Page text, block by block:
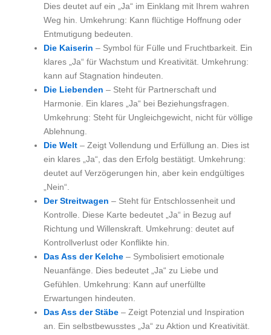
Dies deutet auf ein „Ja“ im Einklang mit Ihrem wahren
Weg hin. Umkehrung: Kann flüchtige Hoffnung oder
Entmutigung bedeuten.
Die Kaiserin – Symbol für Fülle und Fruchtbarkeit. Ein
klares „Ja“ für Wachstum und Kreativität. Umkehrung:
kann auf Stagnation hindeuten.
Die Liebenden – Steht für Partnerschaft und
Harmonie. Ein klares „Ja“ bei Beziehungsfragen.
Umkehrung: Steht für Ungleichgewicht, nicht für völlige
Ablehnung.
Die Welt – Zeigt Vollendung und Erfüllung an. Dies ist
ein klares „Ja“, das den Erfolg bestätigt. Umkehrung:
deutet auf Verzögerungen hin, aber kein endgültiges
„Nein“.
Der Streitwagen – Steht für Entschlossenheit und
Kontrolle. Diese Karte bedeutet „Ja“ in Bezug auf
Richtung und Willenskraft. Umkehrung: deutet auf
Kontrollverlust oder Konflikte hin.
Das Ass der Kelche – Symbolisiert emotionale
Neuanfänge. Dies bedeutet „Ja“ zu Liebe und
Gefühlen. Umkehrung: Kann auf unerfüllte
Erwartungen hindeuten.
Das Ass der Stäbe – Zeigt Potenzial und Inspiration
an. Ein selbstbewusstes „Ja“ zu Aktion und Kreativität.